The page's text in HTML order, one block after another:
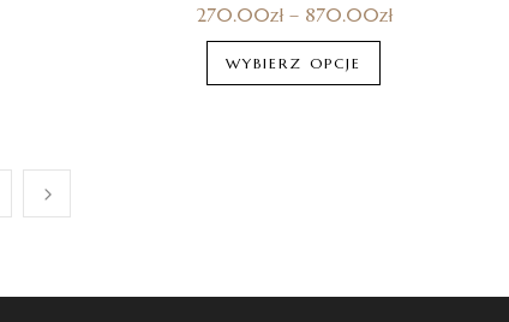
270.00zł– 870.00zł
WYBIERZ OPCJE